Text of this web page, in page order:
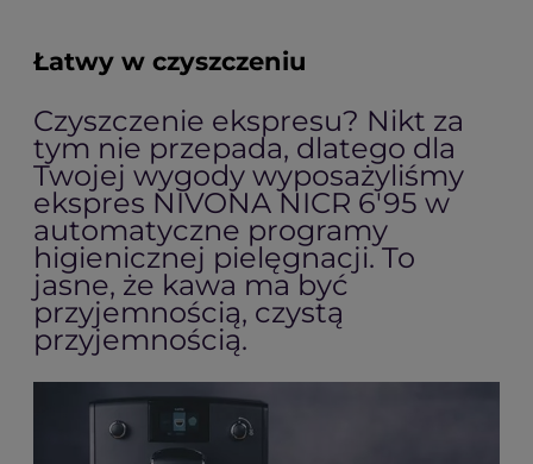
Łatwy w czyszczeniu
Czyszczenie ekspresu? Nikt za
tym nie przepada, dlatego dla
Twojej wygody wyposażyliśmy
ekspres NIVONA NICR 6'95 w
automatyczne programy
higienicznej pielęgnacji. To
jasne, że kawa ma być
przyjemnością, czystą
przyjemnością.